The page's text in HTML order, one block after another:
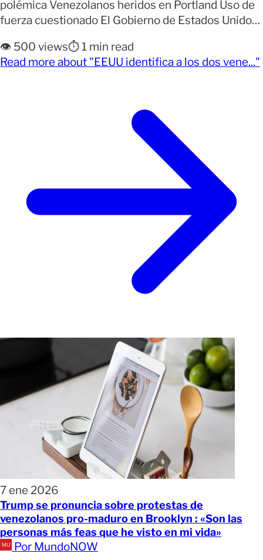
polémica Venezolanos heridos en Portland Uso de
fuerza cuestionado El Gobierno de Estados Unidos
venezolanos que resultaron heridos tras recibir
disparos de agentes de la Patrulla Fronteriza
👁️ 500 views⏱️ 1 min read
Read more about "EEUU identifica a los dos vene..."
7 ene 2026
Trump se pronuncia sobre protestas de
venezolanos pro-maduro en Brooklyn : «Son las
personas más feas que he visto en mi vida»
Por MundoNOW